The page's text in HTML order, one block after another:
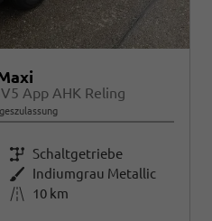
App AHK Reling
Getriebe Schaltgetriebe
Außenfarbe Indiumgrau Metallic
Kilometerstand
10 km